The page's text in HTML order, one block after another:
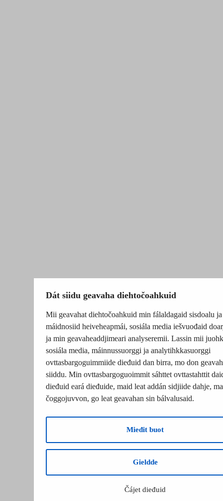
Dát siidu geavaha diehtočoahkuid
Mii geavahat diehtočoahkuid min fálaldagaid sisdoalu ja
máidnosiid heiveheapmái, sosiála media iešvuođaid
ja min geavaheaddjimeari analyseremii. Lassin mii
sosiála media, máinnussuorggi ja analytihkkasuorggi
ovttasbargoguimmiide dieđuid dan birra, mo don
siiddu. Min ovttasbargoguoimmit sáhttet ovttastahttit
dieđuid eará dieđuide, maid leat addán sidjiide dahje,
čoggojuvvon, go leat geavahan sin bálvalusaid.
Mieđit buot
Gieldde
Čájet dieđuid